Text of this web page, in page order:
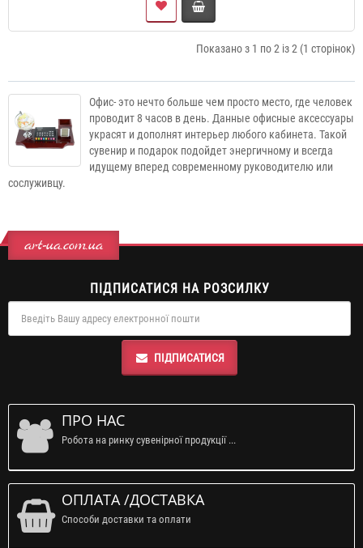
Показано з 1 по 2 із 2 (1 сторінок)
Офис- это нечто больше чем просто место, где человек
проводит 8 часов в день. Данные офисные аксессуары
украсят и дополнят интерьер любого кабинета. Такой
сувенир и подарок подойдет энергичному и всегда
идущему вперед современному руководителю или
сослуживцу.
art-ua.com.ua
ПІДПИСАТИСЯ НА РОЗСИЛКУ
ПІДПИСАТИСЯ
ПРО НАС
Робота на ринку сувенірної продукції ...
ОПЛАТА /ДОСТАВКА
Способи доставки та оплати